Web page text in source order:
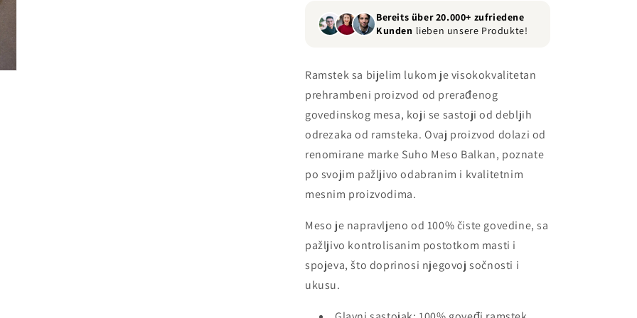
Bereits über 20.000+ zufriedene
Kunden lieben unsere Produkte!
Ramstek sa bijelim lukom je visokokvalitetan
prehrambeni proizvod od prerađenog
govedinskog mesa, koji se sastoji od debljih
odrezaka od ramsteka. Ovaj proizvod dolazi od
renomirane marke Suho Meso Balkan, poznate
po svojim pažljivo odabranim i kvalitetnim
mesnim proizvodima.
Meso je napravljeno od 100% čiste govedine, sa
pažljivo kontrolisanim postotkom masti i
spojeva, što doprinosi njegovoj sočnosti i
ukusu.